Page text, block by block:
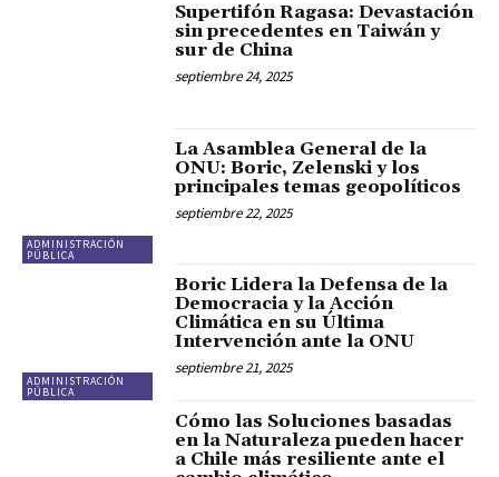
Supertifón Ragasa: Devastación
sin precedentes en Taiwán y
sur de China
septiembre 24, 2025
ADMINISTRACIÓN
PÚBLICA
La Asamblea General de la
ONU: Boric, Zelenski y los
principales temas geopolíticos
septiembre 22, 2025
ADMINISTRACIÓN
PÚBLICA
Boric Lidera la Defensa de la
Democracia y la Acción
Climática en su Última
Intervención ante la ONU
septiembre 21, 2025
Cómo las Soluciones basadas
en la Naturaleza pueden hacer
a Chile más resiliente ante el